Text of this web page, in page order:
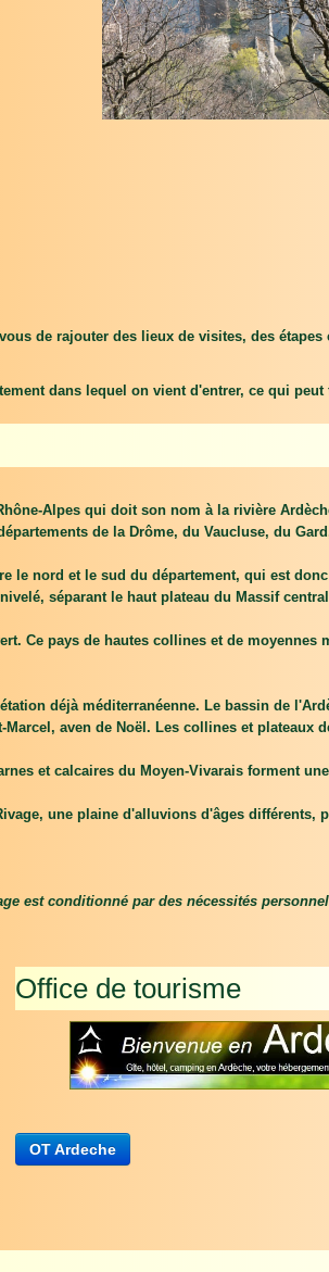
de rajouter des lieux de visites, des
dans lequel on vient d'entrer, ce qui
Alpes qui doit son nom à la rivière
de la Drôme, du Vaucluse, du
le nord et le sud du département, qui est
séparant le haut plateau du Massif
Ce pays de hautes collines et de
déjà méditerranéenne. Le bassin de
aven de Noël. Les collines et plateaux
et calcaires du Moyen-Vivarais forment
une plaine d'alluvions d'âges
est conditionné par des nécessités
Office de tourisme
OT Ardeche